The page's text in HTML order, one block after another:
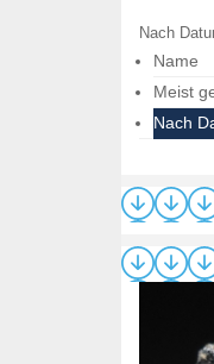
Nach
Name
Meist
Nach